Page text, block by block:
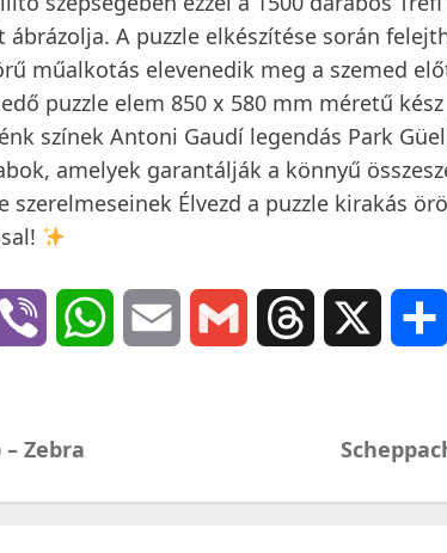
A puzzle elkészítése során
műalkotás elevenedik meg a szemed
puzzle elem 850 x 580 mm méretű
színek Antoni Gaudí legendás Park
amelyek garantálják a könnyű
szerelmeseinek Élvezd a puzzle kirakás
Viber WhatsAppEmail Gmail Threads
– Zebra